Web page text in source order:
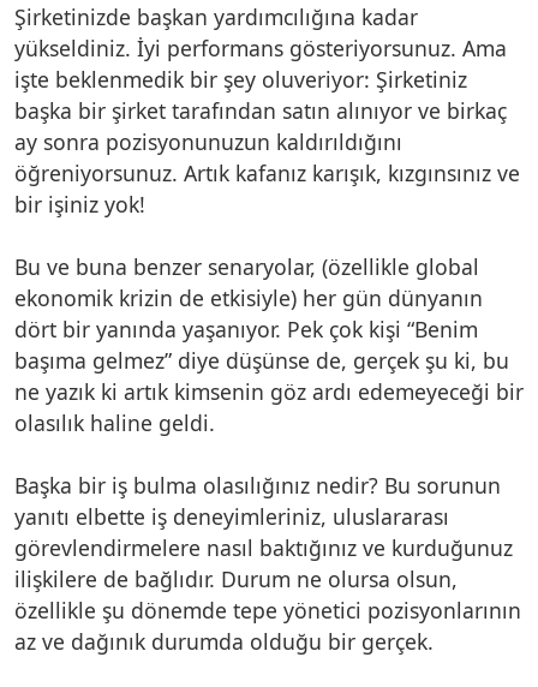
Şirketinizde başkan yardımcılığına kadar
yükseldiniz. İyi performans gösteriyorsunuz. Ama
işte beklenmedik bir şey oluveriyor: Şirketiniz
başka bir şirket tarafından satın alınıyor ve birkaç
ay sonra pozisyonunuzun kaldırıldığını
öğreniyorsunuz. Artık kafanız karışık, kızgınsınız ve
bir işiniz yok!
Bu ve buna benzer senaryolar, (özellikle global
ekonomik krizin de etkisiyle) her gün dünyanın
dört bir yanında yaşanıyor. Pek çok kişi “Benim
başıma gelmez” diye düşünse de, gerçek şu ki, bu
ne yazık ki artık kimsenin göz ardı edemeyeceği bir
olasılık haline geldi.
Başka bir iş bulma olasılığınız nedir? Bu sorunun
yanıtı elbette iş deneyimleriniz, uluslararası
görevlendirmelere nasıl baktığınız ve kurduğunuz
ilişkilere de bağlıdır. Durum ne olursa olsun,
özellikle şu dönemde tepe yönetici pozisyonlarının
az ve dağınık durumda olduğu bir gerçek.